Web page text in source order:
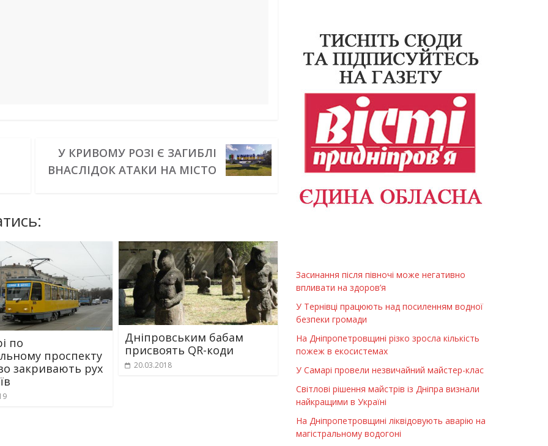
У КРИВОМУ РОЗІ Є ЗАГИБЛІ
ВНАСЛІДОК АТАКИ НА МІСТО
по
проспекту
закривають рух
Дніпровським бабам
присвоять QR-коди
20.03.2018
Засинання після півночі може негативно
впливати на здоров’я
У Тернівці працюють над посиленням водної
безпеки громади
На Дніпропетровщині різко зросла кількість
пожеж в екосистемах
У Самарі провели незвичайний майстер-клас
Світлові рішення майстрів із Дніпра визнали
найкращими в Україні
На Дніпропетровщині ліквідовують аварію на
магістральному водогоні